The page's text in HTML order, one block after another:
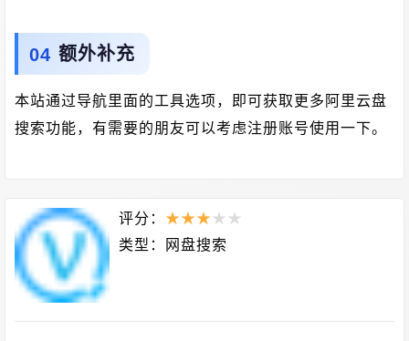
额外补充
本站通过导航里面的工具选项，即可获取更多阿里云盘
搜索功能，有需要的朋友可以考虑注册账号使用一下。
评分： ★★★ ★ ★
类型：
网盘搜索